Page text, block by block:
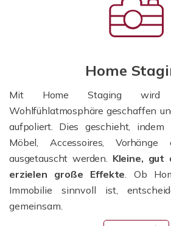
Home
Mit Home Staging wird
Wohlfühlatmosphäre geschaffen
aufpoliert. Dies geschieht, indem
Möbel, Accessoires,
ausgetauscht werden. Kleine, gut
erzielen große Effekte. Ob
Immobilie sinnvoll ist,
gemeinsam.